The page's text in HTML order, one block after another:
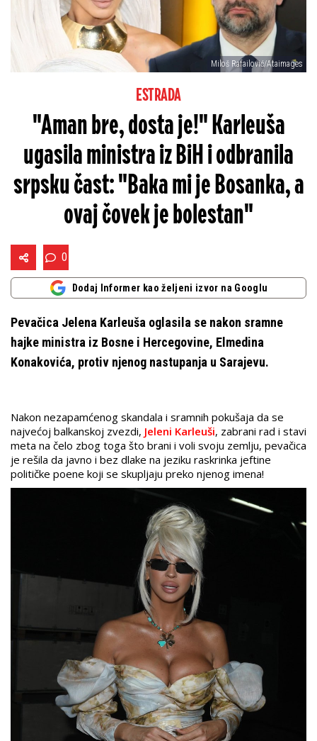
Miloš Rafailović/Ataimages
ESTRADA
"Aman bre, dosta je!" Karleuša
ugasila ministra iz BiH i odbranila
srpsku čast: "Baka mi je Bosanka, a
ovaj čovek je bolestan"
0
Dodaj Informer kao željeni izvor na Googlu
Pevačica Jelena Karleuša oglasila se nakon sramne
hajke ministra iz Bosne i Hercegovine, Elmedina
Konakovića, protiv njenog nastupanja u Sarajevu.
Nakon nezapamćenog skandala i sramnih pokušaja da se
najvećoj balkanskoj zvezdi, Jeleni Karleuši, zabrani rad i stavi
meta na čelo zbog toga što brani i voli svoju zemlju, pevačica
je rešila da javno i bez dlake na jeziku raskrinka jeftine
političke poene koji se skupljaju preko njenog imena!